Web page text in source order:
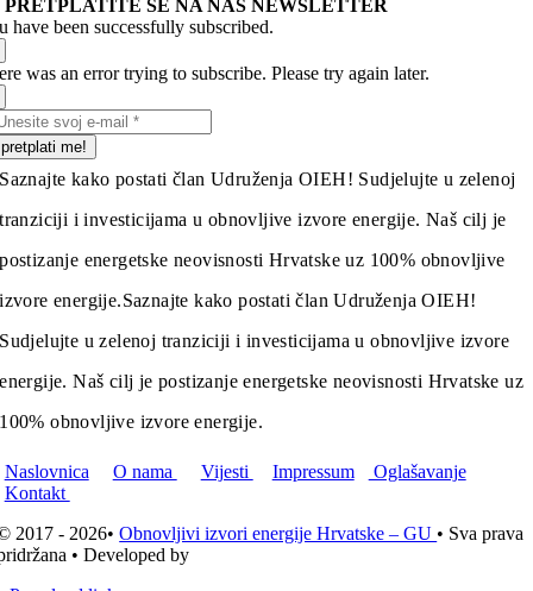
PRETPLATITE SE NA NAŠ NEWSLETTER
have been successfully subscribed.
was an error trying to subscribe. Please try again later.
pretplati me!
Saznajte kako postati član Udruženja OIEH! Sudjelujte u zelenoj
tranziciji i investicijama u obnovljive izvore energije. Naš cilj je
postizanje energetske neovisnosti Hrvatske uz 100% obnovljive
izvore energije.Saznajte kako postati član Udruženja OIEH!
Sudjelujte u zelenoj tranziciji i investicijama u obnovljive izvore
energije. Naš cilj je postizanje energetske neovisnosti Hrvatske uz
100% obnovljive izvore energije.
Naslovnica O nama Vijesti Impressum
Oglašavanje
Kontakt
2017 - 2026•Obnovljivi izvori energije Hrvatske – GU • Sva prava
• Developed by